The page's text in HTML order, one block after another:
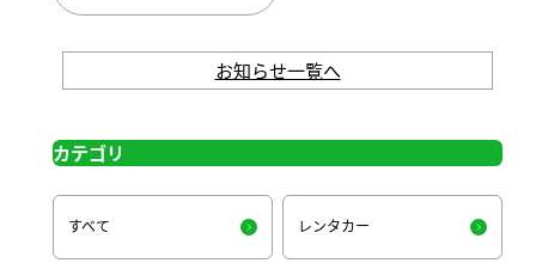
お知らせ一覧へ
カテゴリ
すべて レンタカー